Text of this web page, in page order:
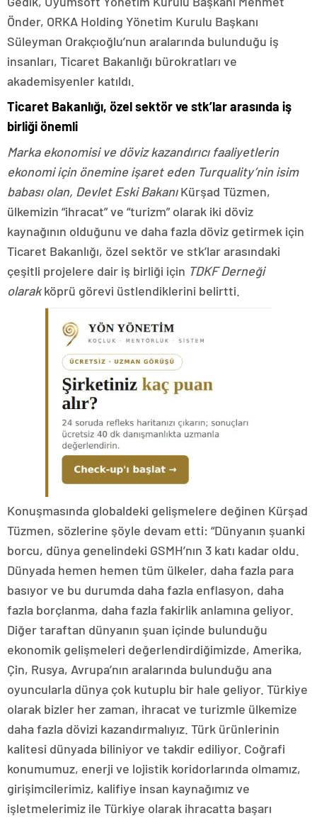
Önder, ORKA Holding Yönetim Kurulu Başkanı
Süleyman Orakçıoğlu’nun aralarında bulunduğu iş
insanları, Ticaret Bakanlığı bürokratları ve
akademisyenler katıldı.
Ticaret Bakanlığı, özel sektör ve stk’lar arasında iş
birliği önemli
Marka ekonomisi ve döviz kazandırıcı faaliyetlerin
ekonomi için önemine işaret eden Turquality’nin isim
babası olan, Devlet Eski BakanıKürşad Tüzmen,
ülkemizin “ihracat” ve “turizm” olarak iki döviz
kaynağının olduğunu ve daha fazla döviz getirmek için
Ticaret Bakanlığı, özel sektör ve stk’lar arasındaki
çeşitli projelere dair iş birliği için TDKF Derneği
olarakköprü görevi üstlendiklerini belirtti.
Konuşmasında globaldeki gelişmelere değinen Kürşad
Tüzmen, sözlerine şöyle devam etti: “Dünyanın şuanki
borcu, dünya genelindeki GSMH’nın 3 katı kadar oldu.
Dünyada hemen hemen tüm ülkeler, daha fazla para
basıyor ve bu durumda daha fazla enflasyon, daha
fazla borçlanma, daha fazla fakirlik anlamına geliyor.
Diğer taraftan dünyanın şuan içinde bulunduğu
ekonomik gelişmeleri değerlendirdiğimizde, Amerika,
Çin, Rusya, Avrupa’nın aralarında bulunduğu ana
oyuncularla dünya çok kutuplu bir hale geliyor. Türkiye
olarak bizler her zaman, ihracat ve turizmle ülkemize
daha fazla dövizi kazandırmalıyız. Türk ürünlerinin
kalitesi dünyada biliniyor ve takdir ediliyor. Coğrafi
konumumuz, enerji ve lojistik koridorlarında olmamız,
girişimcilerimiz, kalifiye insan kaynağımız ve
işletmelerimiz ile Türkiye olarak ihracatta başarı